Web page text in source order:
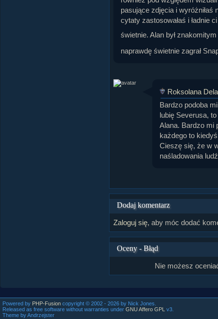
pasujące zdjęcia i wyróżniłaś
cytaty zastosowałaś i ładnie
świetnie. Alan był
naprawdę świetnie zagrał
Roksolana
Bardzo podoba
lubię Severusa,
Alana. Bardzo mi
każdego to
Cieszę się, że w
naśladowania
Dodaj komentarz
Zaloguj się, aby móc dodać
Oceny - Błąd
Nie możesz
Powered by PHP-Fusion copyright © 2002 - 2026 by Nick Jones.
Released as free software without warranties under GNU Affero GPL v3.
Theme by Andrzejster